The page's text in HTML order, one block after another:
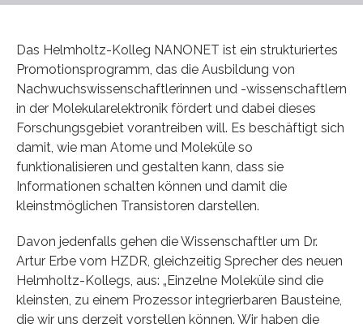
Das Helmholtz-Kolleg NANONET ist ein strukturiertes
Promotionsprogramm, das die Ausbildung von
Nachwuchswissenschaftlerinnen und -wissenschaftlern
in der Molekularelektronik fördert und dabei dieses
Forschungsgebiet vorantreiben will. Es beschäftigt sich
damit, wie man Atome und Moleküle so
funktionalisieren und gestalten kann, dass sie
Informationen schalten können und damit die
kleinstmöglichen Transistoren darstellen.
Davon jedenfalls gehen die Wissenschaftler um Dr.
Artur Erbe vom HZDR, gleichzeitig Sprecher des neuen
Helmholtz-Kollegs, aus: „Einzelne Moleküle sind die
kleinsten, zu einem Prozessor integrierbaren Bausteine,
die wir uns derzeit vorstellen können. Wir haben die